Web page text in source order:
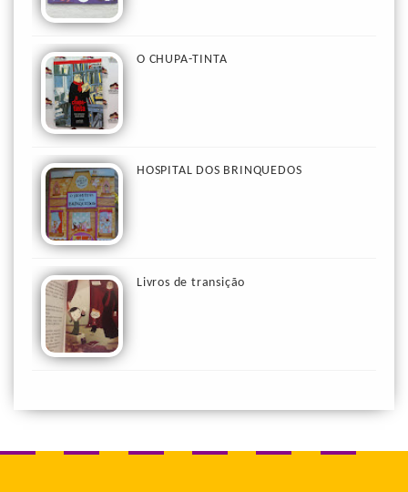
O CHUPA-TINTA
HOSPITAL DOS BRINQUEDOS
Livros de transição